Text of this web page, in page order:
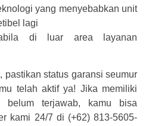
yang menyebabkan unit
lagi
di luar area layanan
pastikan status garansi seumur
telah aktif ya! Jika memiliki
belum terjawab, kamu bisa
kami 24/7 di (+62) 813-5605-